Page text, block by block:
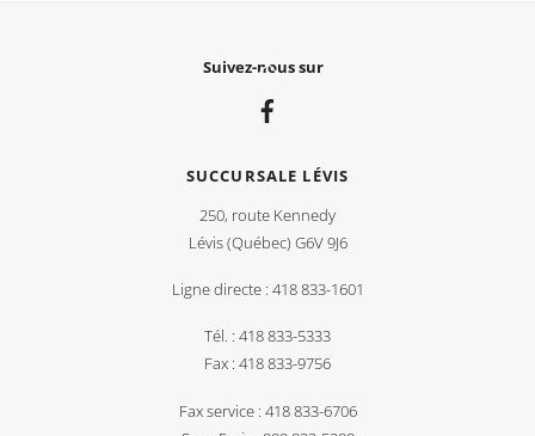
Back
Top
Suivez-nous sur
SUCCURSALE LÉVIS
250, route Kennedy
Lévis (Québec) G6V 9J6
Ligne directe : 418 833-1601
Tél. : 418 833-5333
Fax : 418 833-9756
Fax service : 418 833-6706